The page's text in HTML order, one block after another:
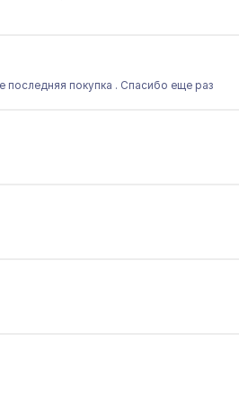
последняя покупка . Спасибо еще раз